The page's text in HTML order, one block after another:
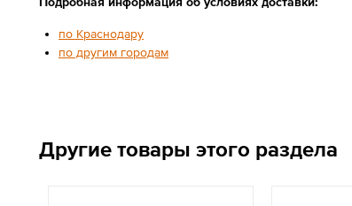
по Краснодару
по другим городам
Другие товары этого раздела